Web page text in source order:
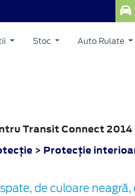
Stoc Auto Rulate
Transit Connect 2014
> Protecţie
de culoare